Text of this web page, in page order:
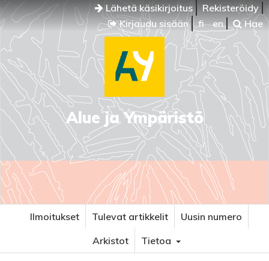
Lähetä käsikirjoitus
Rekisteröidy
Kirjaudu sisään
fi en Hae
Alue ja Ympäristö
Ilmoitukset Tulevat artikkelit
Uusin numero
Arkistot
Tietoa